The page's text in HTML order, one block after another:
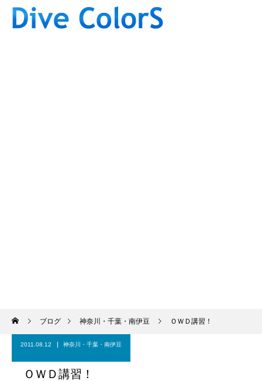
ブログ 神奈川・千葉・南伊豆 ＯＷＤ講習！
2011.08.12 神奈川・千葉・南伊豆
ＯＷＤ講習！